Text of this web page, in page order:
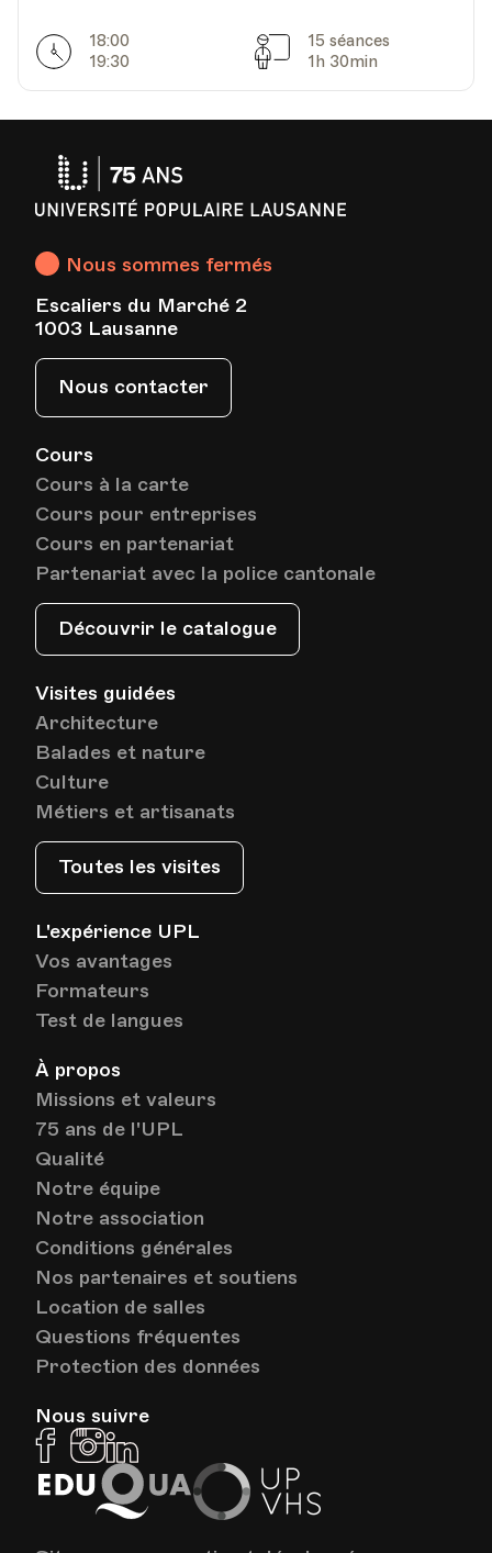
Horarires
18:00
19:30
Séances
15 séances
1h 30min
Cours
Cours à la carte
Cours pour entreprises
Cours en partenariat
Partenariat avec la police cantonale
Découvrir le catalogue
Visites guidées
Architecture
Balades et nature
Culture
Métiers et artisanats
Toutes les visites
L'expérience UPL
Vos avantages
Formateurs
Test de langues
À propos
Missions et valeurs
75 ans de l'UPL
Qualité
Notre équipe
Notre association
Conditions générales
Nos partenaires et soutiens
Location de salles
Questions fréquentes
Protection des données
Nous sommes fermés
Escaliers du Marché 2
1003 Lausanne
Nous contacter
Nous suivre
FacebookInstagram
EduQua